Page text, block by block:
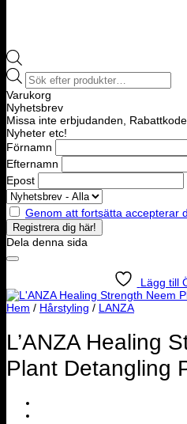
Products
search
Varukorg
Nyhetsbrev
Missa inte erbjudanden,
Nyheter etc!
Förnamn
Efternamn
Epost
Genom att fortsätta accepterar
Dela denna sida
Lägg till
Hem / Hårstyling / LANZA
L’ANZA Healing
Plant Detangling